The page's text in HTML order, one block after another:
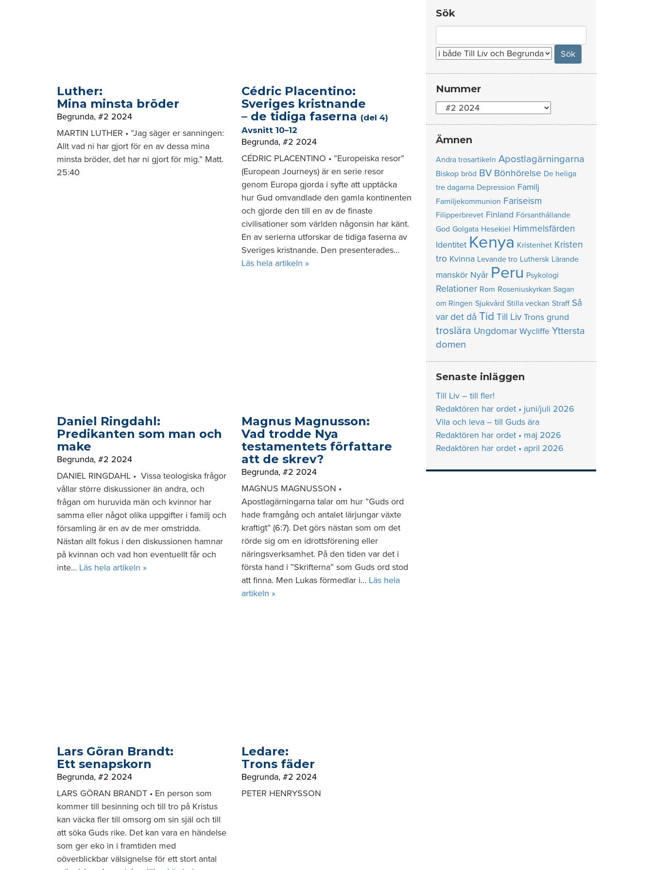
Luther:
Mina minsta bröder
Begrunda, #2 2024
MARTIN LUTHER • ”Jag säger er sanningen:
Allt vad ni har gjort för en av dessa mina
minsta bröder, det har ni gjort för mig.” Matt.
25:40
Cédric Placentino:
Sveriges kristnande
– de tidiga faserna (del 4)
Avsnitt 10–12
Begrunda, #2 2024
CÉDRIC PLACENTINO • ”Europeiska resor”
(European Journeys) är en serie resor
genom Europa gjorda i syfte att upptäcka
hur Gud omvandlade den gamla kontinenten
och gjorde den till en av de finaste
civilisationer som världen någonsin har känt.
En av serierna utforskar de tidiga faserna av
Sveriges kristnande. Den presenterades…
Läs hela artikeln »
Daniel Ringdahl:
Predikanten som man och
make
Begrunda, #2 2024
DANIEL RINGDAHL • Vissa teologiska frågor
vållar större diskussioner än andra, och
frågan om huruvida män och kvinnor har
samma eller något olika uppgifter i familj och
församling är en av de mer omstridda.
Nästan allt fokus i den diskussionen hamnar
på kvinnan och vad hon eventuellt får och
inte… Läs hela artikeln »
Magnus Magnusson:
Vad trodde Nya
testamentets författare
att de skrev?
Begrunda, #2 2024
MAGNUS MAGNUSSON •
Apostlagärningarna talar om hur ”Guds ord
hade framgång och antalet lärjungar växte
kraftigt” (6:7). Det görs nästan som om det
rörde sig om en idrottsförening eller
näringsverksamhet. På den tiden var det i
första hand i ”Skrifterna” som Guds ord stod
att finna. Men Lukas förmedlar i… Läs hela
artikeln »
Lars Göran Brandt:
Ett senapskorn
Begrunda, #2 2024
LARS GÖRAN BRANDT • En person som
kommer till besinning och till tro på Kristus
kan väcka fler till omsorg om sin själ och till
att söka Guds rike. Det kan vara en händelse
som ger eko in i framtiden med
oöverblickbar välsignelse för ett stort antal
Ledare:
Trons fäder
Begrunda, #2 2024
PETER HENRYSSON
Sök
for:
Nummer
Nummer
Ämnen
Andra trosartikeln Apostlagärningarna
Biskop bröd BV Bönhörelse De heliga
tre dagarna Depression Familj
Familjekommunion Fariseism
Filipperbrevet Finland Försanthållande
God Golgata Hesekiel Himmelsfärden
Identitet Kenya Kristenhet Kristen
tro Kvinna Levande tro Luthersk Lärande
manskör Nyår Peru Psykologi
Relationer Rom Roseniuskyrkan Sagan
om Ringen Sjukvård Stilla veckan Straff Så
var det då Tid Till Liv Trons grund
troslära Ungdomar Wycliffe Yttersta
domen
Senaste inläggen
Till Liv – till fler!
Redaktören har ordet • juni/juli 2026
Vila och leva – till Guds ära
Redaktören har ordet • maj 2026
Redaktören har ordet • april 2026